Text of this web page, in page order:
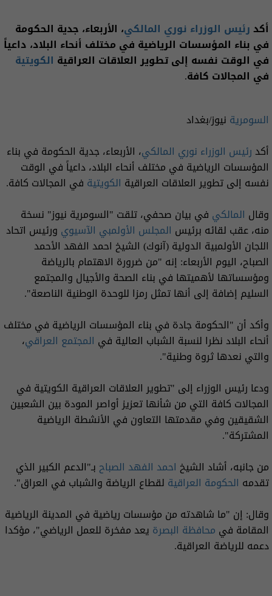
أكدرئيس الوزراء نوري المالكي، الأربعاء، جدية الحكومة
في بناء المؤسسات الرياضية في مختلف أنحاء البلاد، داعياً
في الوقت نفسه إلى تطوير العلاقات العراقية الكويتية
في المجالات كافة.
السومرية نيوز/بغداد
أكدرئيس الوزراء نوري المالكي، الأربعاء، جدية الحكومة في بناء
المؤسسات الرياضية في مختلف أنحاء البلاد، داعياً في الوقت
نفسه إلى تطوير العلاقات العراقية الكويتية في المجالات كافة.
وقال المالكي في بيان صحفي، تلقت "السومرية نيوز" نسخة
منه، عقب لقائه برئيس المجلس الأولمبي الآسيوي ورئيس اتحاد
اللجان الأولمبية الدولية (آنوك) الشيخ احمد الفهد الأحمد
الصباح، اليوم الأربعاء: إنه "من ضرورة الاهتمام بالرياضة
ومؤسساتها لأهميتها في بناء الصحة والأجيال والمجتمع
السليم إضافة إلى أنها تمثل رمزا للوحدة الوطنية الناصعة".
وأكد أن "الحكومة جادة في بناء المؤسسات الرياضية في مختلف
أنحاء البلاد نظرا لنسبة الشباب العالية في المجتمع العراقي،
والتي نعدها ثروة وطنية".
ودعا رئيس الوزراء إلى "تطوير العلاقات العراقية الكويتية في
المجالات كافة التي من شأنها تعزيز أواصر المودة بين الشعبين
الشقيقين وفي مقدمتها التعاون في الأنشطة الرياضية
المشتركة".
من جانبه، أشاد الشيخ احمد الفهد الصباح بـ"الدعم الكبير الذي
تقدمه الحكومة العراقية لقطاع الرياضة والشباب في العراق".
وقال: إن "ما شاهدته من مؤسسات رياضية في المدينة الرياضية
المقامة في محافظة البصرة يعد مفخرة للعمل الرياضي"، مؤكدا
دعمه للرياضة العراقية.